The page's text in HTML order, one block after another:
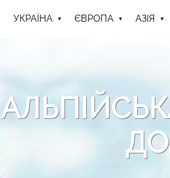
УКРАЇНА ЄВРОПА АЗІЯ